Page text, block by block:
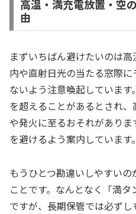
高温・満充電放置・空
由
まずいちばん避けたいのは
内や直射日光の当たる窓際
ないよう注意喚起していま
を超えることがあるとされ
や発火に至るおそれがあり
を避けるよう案内しています。
もうひとつ勘違いしやすい
ことです。なんとなく「満
ですが、長期保管では必ずし